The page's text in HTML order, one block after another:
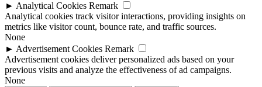
► Analytical Cookies Remark
Analytical cookies track visitor interactions, providing insights on
metrics like visitor count, bounce rate, and traffic sources.
None
► Advertisement Cookies Remark
Advertisement cookies deliver personalized ads based on your
previous visits and analyze the effectiveness of ad campaigns.
None